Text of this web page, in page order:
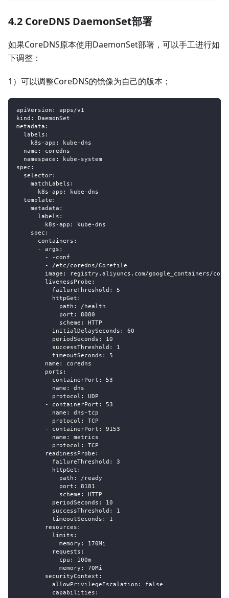
4.2 CoreDNS DaemonSet部署
如果CoreDNS原本使用DaemonSet部署，可以手工进行如
下调整：
1）可以调整CoreDNS的镜像为自己的版本；
apiVersion :
apps/v1
kind :
DaemonSet
metadata :
labels :
k8s-app : kube -dns
name :
coredns
namespace : kube - system
spec :
selector:
matchLabels :
k8s-app : kube -dns
template :
metadata :
labels :
k8s-app : kube -dns
spec :
containers :
-
args :
-
- conf
-
/etc/coredns/Corefile
image :
registry.aliyuncs.com/google_containers/
livenessProbe :
failureThreshold :
5
httpGet :
path :
/health
port :
8080
scheme :
HTTP
initialDelaySeconds :
60
periodSeconds :
10
successThreshold :
1
timeoutSeconds :
5
name :
coredns
ports :
-
containerPort :
53
name :
dns
protocol :
UDP
-
containerPort :
53
name : dns -tcp
protocol :
TCP
-
containerPort :
9153
name :
metrics
protocol :
TCP
readinessProbe :
failureThreshold :
3
httpGet :
path :
/ready
port :
8181
scheme :
HTTP
periodSeconds :
10
successThreshold :
1
timeoutSeconds :
1
resources :
limits :
memory :
170Mi
requests :
cpu :
100m
memory :
70Mi
securityContext :
allowPrivilegeEscalation :
false
capabilities :